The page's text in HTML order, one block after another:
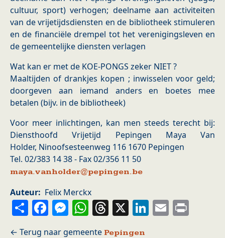
cultuur, sport) verhogen; deelname aan activiteiten
van de vrijetijdsdiensten en de bibliotheek stimuleren
en de financiële drempel tot het verenigingsleven en
de gemeentelijke diensten verlagen
Wat kan er met de KOE-PONGS zeker NIET ?
Maaltijden of drankjes kopen ; inwisselen voor geld;
doorgeven aan iemand anders en boetes mee
betalen (bijv. in de bibliotheek)
Voor meer inlichtingen, kan men steeds terecht bij:
Diensthoofd Vrijetijd Pepingen Maya Van
Holder, Ninoofsesteenweg 116 1670 Pepingen
Tel. 02/383 14 38 - Fax 02/356 11 50
maya.vanholder@pepingen.be
Auteur Felix Merckx
ShareFacebook
Messenger
WhatsApp
Threads
X LinkedIn
Email
Pepingen